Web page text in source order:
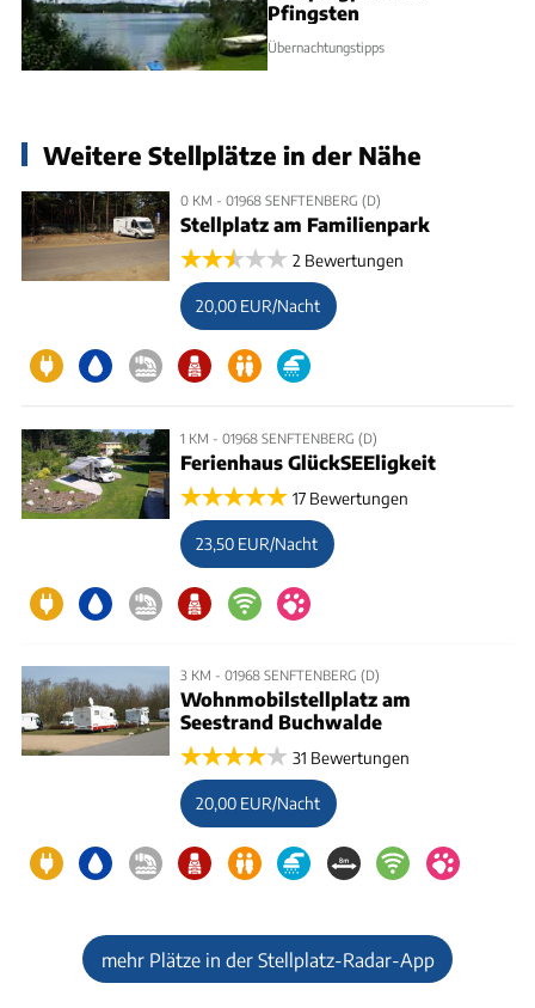
Pfingsten
Übernachtungstipps
Weitere Stellplätze in der Nähe
0 KM - 01968 SENFTENBERG (D)
Stellplatz am Familienpark
2 Bewertungen
20,00 EUR/Nacht
1 KM - 01968 SENFTENBERG (D)
Ferienhaus GlückSEEligkeit
17 Bewertungen
23,50 EUR/Nacht
3 KM - 01968 SENFTENBERG (D)
Wohnmobilstellplatz am
Seestrand Buchwalde
31 Bewertungen
20,00 EUR/Nacht
mehr Plätze in der Stellplatz-Radar-App